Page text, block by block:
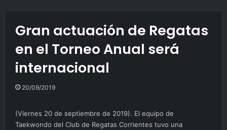
Gran actuación de Regatas
en el Torneo Anual será
internacional
20/09/2019
(Viernes 20 de septiembre de 2019). El equipo de
Taekwondo del Club de Regatas Corrientes tuvo una